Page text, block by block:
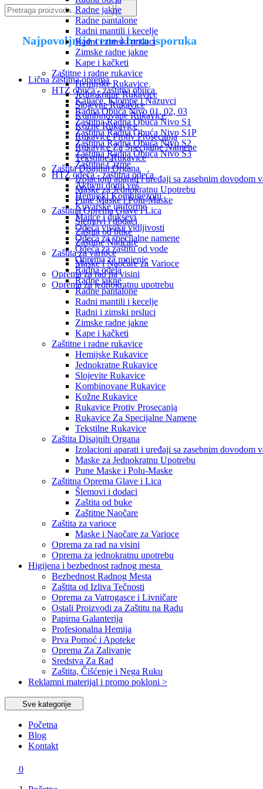
Radne jakne
Radne pantalone
Radni mantili i kecelje
Radni i zimski prsluci
Zimske radne jakne
Kape i kačketi
Zaštitne i radne rukavice
Hemijske Rukavice
Jednokratne Rukavice
Slojevite Rukavice
Kombinovane Rukavice
Kožne Rukavice
Rukavice Protiv Prosecanja
Rukavice Za Specijalne Namene
Tekstilne Rukavice
Zaštita Disajnih Organa
Izolacioni aparati i uređaji sa zasebnim dovodom
Maske za Jednokratnu Upotrebu
Pune Maske i Polu-Maske
Zaštitna Oprema Glave i Lica
Šlemovi i dodaci
Zaštita od buke
Zaštitne Naočare
Zaštita za varioce
Maske i Naočare za Varioce
Oprema za rad na visini
Oprema za jednokratnu upotrebu
Najpovoljnije cene i brza isporuka
Lična zaštitna oprema
HTZ obuća - zaštitna obuća
Kaljače, Klompe i Nazuvci
Radna Obuća Nivo 01, 02, 03
Zaštitna Radna Obuća Nivo S1
Zaštitna Radna Obuća Nivo S1P
Zaštitna Radna Obuća Nivo S2
Zaštitna Radna Obuća Nivo S3
Zaštitne Čizme
HTZ odeća - zaštitna odeća
Aktivni donji veš
Hemijski Kombinezoni
Kuvarske uniforme
Majice i duksevi
Odeća visoke vidljivosti
Odeća za specijalne namene
Odeća za zaštitu od vode
Oprema za ronjenje
Radna odela
Radne jakne
Radne pantalone
Radni mantili i kecelje
Radni i zimski prsluci
Zimske radne jakne
Kape i kačketi
Zaštitne i radne rukavice
Hemijske Rukavice
Jednokratne Rukavice
Slojevite Rukavice
Kombinovane Rukavice
Kožne Rukavice
Rukavice Protiv Prosecanja
Rukavice Za Specijalne Namene
Tekstilne Rukavice
Zaštita Disajnih Organa
Izolacioni aparati i uređaji sa zasebnim dovodom
Maske za Jednokratnu Upotrebu
Pune Maske i Polu-Maske
Zaštitna Oprema Glave i Lica
Šlemovi i dodaci
Zaštita od buke
Zaštitne Naočare
Zaštita za varioce
Maske i Naočare za Varioce
Oprema za rad na visini
Oprema za jednokratnu upotrebu
Higijena i bezbednost radnog mesta
Bezbednost Radnog Mesta
Zaštita od Izliva Tečnosti
Oprema za Vatrogasce i Livničare
Ostali Proizvodi za Zaštitu na Radu
Papirna Galanterija
Profesionalna Hemija
Prva Pomoć i Apoteke
Oprema Za Zalivanje
Sredstva Za Rad
Zaštita, Čišćenje i Nega Ruku
Reklamni materijal i promo pokloni >
Sve kategorije
Početna
Blog
Kontakt
0